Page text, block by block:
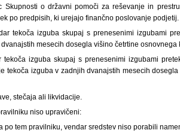
Skupnosti o državni pomoči za reševanje in
po predpisih, ki urejajo finančno poslovanje
tekoča izguba skupaj s prenesenimi izgubami
mesecih dosegla višino četrtine osnovnega
izguba skupaj s prenesenimi izgubami
tekoča izguba v zadnjih dvanajstih mesecih
stečaja ali likvidacije.
niso upravičeni:
po tem pravilniku, vendar sredstev niso porabili